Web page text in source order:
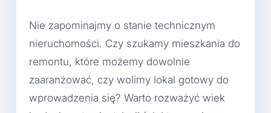
Nie zapominajmy o stanie technicznym
nieruchomości. Czy szukamy mieszkania do
remontu, które możemy dowolnie
zaaranżować, czy wolimy lokal gotowy do
wprowadzenia się? Warto rozważyć wiek